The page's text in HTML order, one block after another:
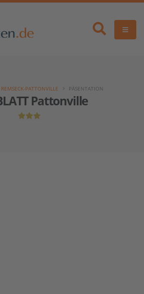
Pattonville
REMSECK-PATTONVILLE PÄSENTATION